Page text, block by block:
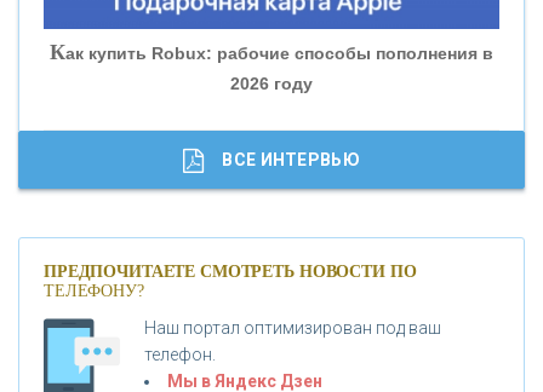
«СОВКОМБАНК»
«ГАЗПРОМБАНК»
«МОСКОВСКИЙ КРЕДИТНЫЙ БАНК»
«БАНК ВОЗРОЖДЕНИЕ»
Как купить Robux: рабочие способы пополнения в
2026 году
Банки.ру обновил логотип впервые за 19 лет -
ВСЕ ИНТЕРВЬЮ
ПРЕДПОЧИТАЕТЕ СМОТРЕТЬ НОВОСТИ ПО
ТЕЛЕФОНУ?
Наш портал оптимизирован под ваш
телефон.
Мы в Яндекс Дзен